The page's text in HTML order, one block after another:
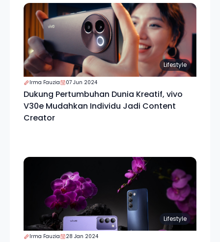
Lifestyle
Irma Fauzia 07 Jun 2024
Dukung Pertumbuhan Dunia Kreatif, vivo
V30e Mudahkan Individu Jadi Content
Creator
Lifestyle
Irma Fauzia 28 Jan 2024